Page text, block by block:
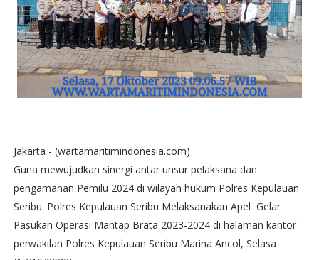
Jakarta - (wartamaritimindonesia.com)
Guna mewujudkan sinergi antar unsur pelaksana dan
pengamanan Pemilu 2024 di wilayah hukum Polres Kepulauan
Seribu. Polres Kepulauan Seribu Melaksanakan Apel Gelar
Pasukan Operasi Mantap Brata 2023-2024 di halaman kantor
perwakilan Polres Kepulauan Seribu Marina Ancol, Selasa